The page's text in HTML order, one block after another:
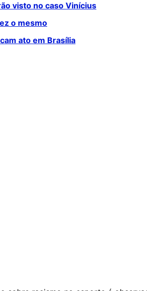
visto no caso Vinícius
o mesmo
ato em Brasília